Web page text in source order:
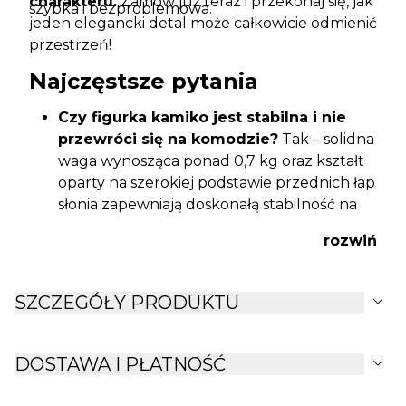
szybka i bezproblemowa.
jeden elegancki detal może całkowicie odmienić
przestrzeń!
Najczęstsze pytania
Czy figurka kamiko jest stabilna i nie
przewróci się na komodzie? Tak – solidna
waga wynosząca ponad 0,7 kg oraz kształt
oparty na szerokiej podstawie przednich łap
słonia zapewniają doskonałą stabilność na
połyskiem, by go nie uszkodzić?
czyszczenia wystarczy sucha lub lekko
stosować środków ściernych ani
rozwiń
SZCZEGÓŁY PRODUKTU expand_more
DOSTAWA I PŁATNOŚĆ expand_more